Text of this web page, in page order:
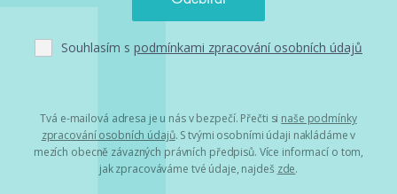
Souhlasím s podmínkami zpracování osobních údajů
Tvá e-mailová adresa je u nás v bezpečí. Přečti si naše podmínky
zpracování osobních údajů. S tvými osobními údaji nakládáme v
mezích obecně závazných právních předpisů. Více informací o tom,
jak zpracováváme tvé údaje, najdeš zde.